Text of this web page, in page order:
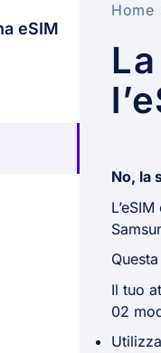
eSIM
Home
No, la
Il tuo
02